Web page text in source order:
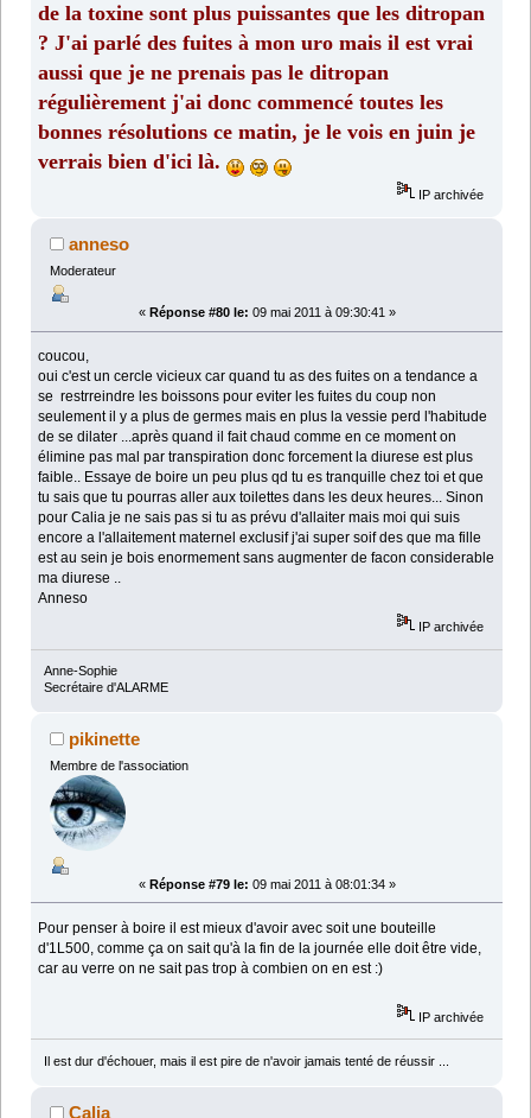
de la toxine sont plus puissantes que les ditropan
? J'ai parlé des fuites à mon uro mais il est vrai
aussi que je ne prenais pas le ditropan
régulièrement j'ai donc commencé toutes les
bonnes résolutions ce matin, je le vois en juin je
verrais bien d'ici là.
IP archivée
anneso
Moderateur
« Réponse #80 le: 09 mai 2011 à 09:30:41 »
coucou,
oui c'est un cercle vicieux car quand tu as des fuites on a tendance a
se restrreindre les boissons pour eviter les fuites du coup non
seulement il y a plus de germes mais en plus la vessie perd l'habitude
de se dilater ...après quand il fait chaud comme en ce moment on
élimine pas mal par transpiration donc forcement la diurese est plus
faible.. Essaye de boire un peu plus qd tu es tranquille chez toi et que
tu sais que tu pourras aller aux toilettes dans les deux heures... Sinon
pour Calia je ne sais pas si tu as prévu d'allaiter mais moi qui suis
encore a l'allaitement maternel exclusif j'ai super soif des que ma fille
est au sein je bois enormement sans augmenter de facon considerable
ma diurese ..
Anneso
IP archivée
Anne-Sophie
Secrétaire d'ALARME
pikinette
Membre de l'association
« Réponse #79 le: 09 mai 2011 à 08:01:34 »
Pour penser à boire il est mieux d'avoir avec soit une bouteille
d'1L500, comme ça on sait qu'à la fin de la journée elle doit être vide,
car au verre on ne sait pas trop à combien on en est :)
IP archivée
Il est dur d'échouer, mais il est pire de n'avoir jamais tenté de réussir ...
Calia